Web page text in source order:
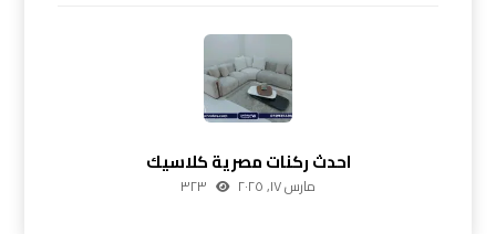
احدث ركنات مصرية كلاسيك
مارس ١٧, ٢٠٢٥ ٣٢٣